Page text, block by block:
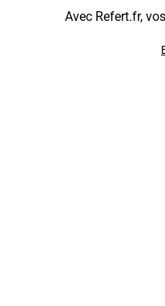
Avec Refert.fr,